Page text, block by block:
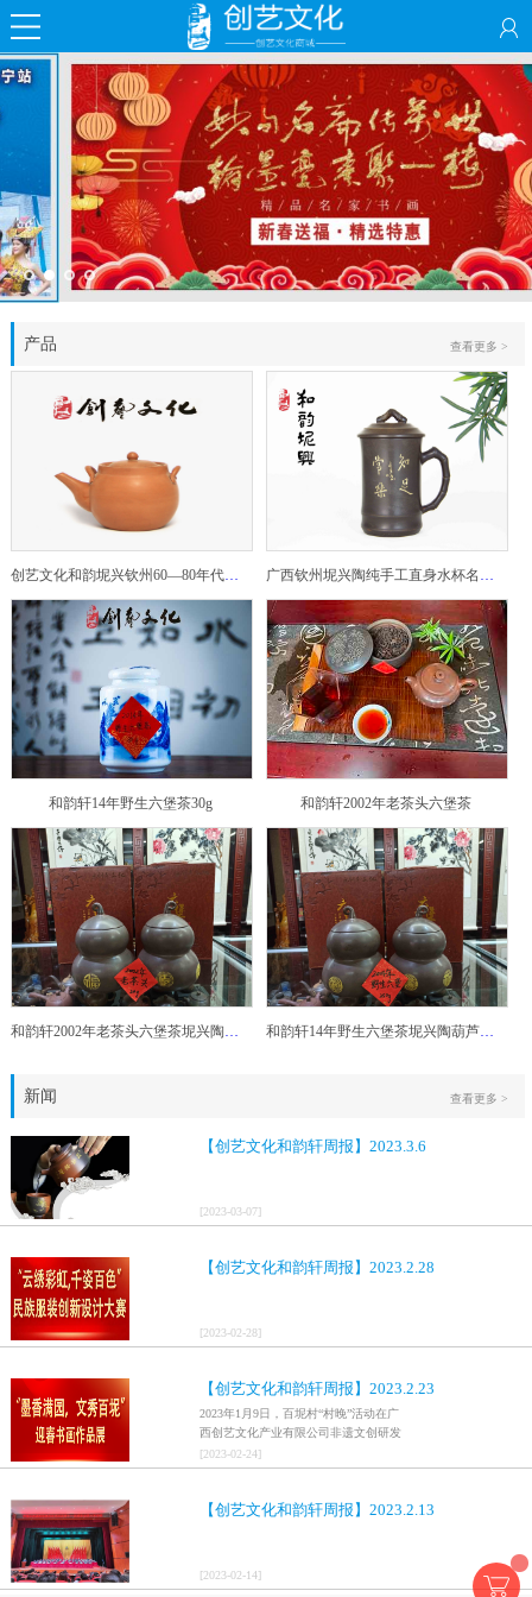
产品 查看更多 >
创艺文化和韵坭兴钦州60—80年代坭兴陶老壶——玉奎壶 广西钦州坭兴陶纯手工直身水杯名家陶瓷大师紫砂建水紫陶
和韵轩14年野生六堡茶30g 和韵轩2002年老茶头六堡茶
和韵轩2002年老茶头六堡茶坭兴陶葫芦茶罐 和韵轩14年野生六堡茶坭兴陶葫芦茶罐
新闻
【创艺文化和韵轩周报】2023.3.6
[2023-03-07]
【创艺文化和韵轩周报】2023.2.28
[2023-02-28]
【创艺文化和韵轩周报】2023.2.23
2023年1月9日，百坭村“村晚”活动在广
西创艺文化产业有限公司非遗文创研发
基地、百色市乐业县百坭壮族织布技艺
传承创意基地正式开启，活动紧扣“启航
村特色设计舞美，突出乡村文艺新体
[2023-02-24]
【创艺文化和韵轩周报】2023.2.13
[2023-02-14]
查看更多 >